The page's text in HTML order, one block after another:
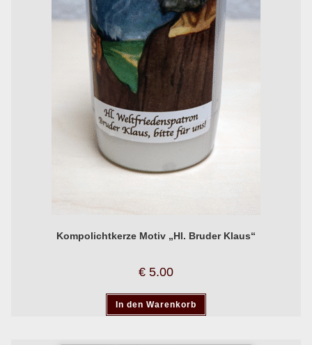
Kompolichtkerze Motiv „Hl. Bruder Klaus“
€ 5.00
In den Warenkorb